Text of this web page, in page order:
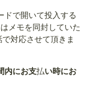
ドで開いて投入する
メモを同封していた
対応させて頂きま
内にお支払い時にお